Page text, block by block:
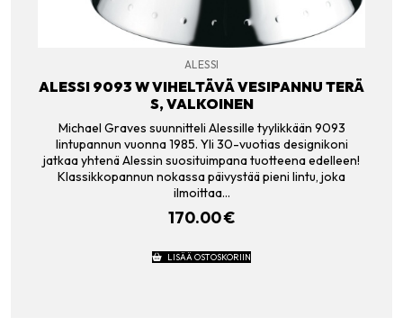
ALESSI
ALESSI 9093 W VIHELTÄVÄ VESIPANNU TERÄ
S, VALKOINEN
Michael Graves suunnitteli Alessille tyylikkään 9093
lintupannun vuonna 1985. Yli 30-vuotias designikoni
jatkaa yhtenä Alessin suosituimpana tuotteena edelleen!
Klassikkopannun nokassa päivystää pieni lintu, joka
ilmoittaa…
170.00€
LISÄÄ OSTOSKORIIN